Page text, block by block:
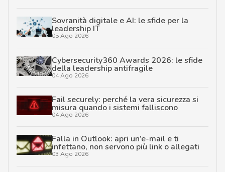
Sovranità digitale e AI: le sfide per la
leadership IT
05 Ago 2026
Cybersecurity360 Awards 2026: le sfide
della leadership antifragile
04 Ago 2026
Fail securely: perché la vera sicurezza si
misura quando i sistemi falliscono
04 Ago 2026
Falla in Outlook: apri un’e-mail e ti
infettano, non servono più link o allegati
03 Ago 2026